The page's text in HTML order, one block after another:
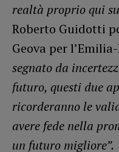
realtà proprio qui
Roberto Guidotti
Geova per
segnato da
futuro, questi due
ricorderanno le
avere fede nella
un futuro migliore”.